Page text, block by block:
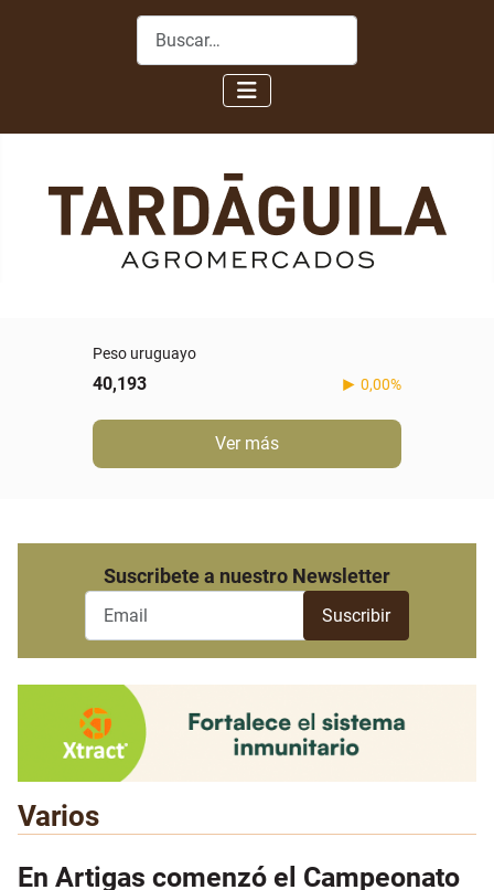
Buscar
Peso uruguayo
40,193 0,00%
Ver más
Suscribete a nuestro Newsletter
Varios
En Artigas comenzó el Campeonato